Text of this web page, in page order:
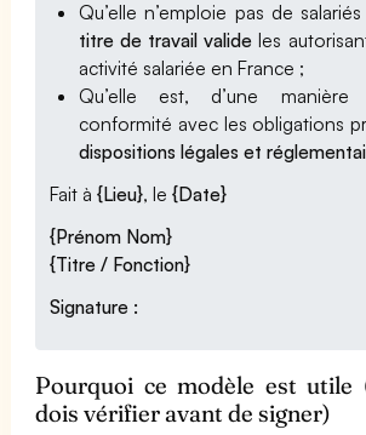
Qu’elle n’emploie pas de
titre de travail valide les
activité salariée en France ;
Qu’elle est, d’une manière
conformité avec les obligations
dispositions légales et
Fait à{Lieu}, le{Date}
{Prénom Nom}
{Titre / Fonction}
Signature :
Pourquoi ce modèle est
dois vérifier avant de signer)